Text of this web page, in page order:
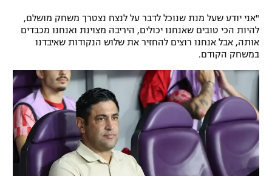
תגיות
המגזין
"אני יודע שעל מנת שנוכל לדבר על לנצח נצטרך משחק מושלם,
להיות הכי טובים שאנחנו יכולים, היריבה מצוינת ואנחנו מכבדים
אותה, אבל אנחנו רוצים להחזיר את שלוש הנקודות שאיבדנו
במשחק הקודם.